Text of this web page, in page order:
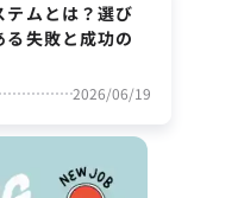
テムとは？選び
失敗と成功の
2026/06/19